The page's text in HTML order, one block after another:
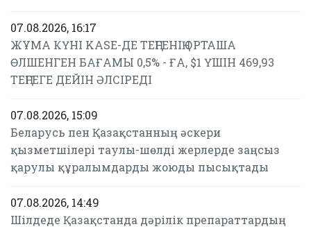
07.08.2026, 16:17
ЖҰМА КҮНІ KASE-ДЕ ТЕҢГЕНІҢ ОРТАША
ӨЛШЕНГЕН БАҒАМЫ 0,5% - ҒА, $1 ҮШІН 469,93
ТЕҢГЕГЕ ДЕЙІН ӘЛСІРЕДІ
07.08.2026, 15:09
Беларусь пен Қазақстанның әскери
қызметшілері таулы-шөлді жерлерде заңсыз
қарулы құралымдарды жоюды пысықтады
07.08.2026, 14:49
Шілдеде Қазақстанда дәрілік препараттардың